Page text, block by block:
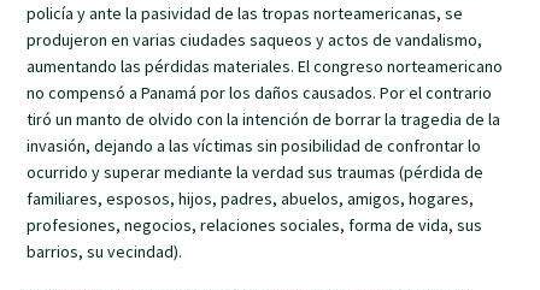
policía y ante la pasividad de las tropas norteamericanas, se
produjeron en varias ciudades saqueos y actos de vandalismo,
aumentando las pérdidas materiales. El congreso norteamericano
no compensó a Panamá por los daños causados. Por el contrario
tiró un manto de olvido con la intención de borrar la tragedia de la
invasión, dejando a las víctimas sin posibilidad de confrontar lo
ocurrido y superar mediante la verdad sus traumas (pérdida de
familiares, esposos, hijos, padres, abuelos, amigos, hogares,
profesiones, negocios, relaciones sociales, forma de vida, sus
barrios, su vecindad).